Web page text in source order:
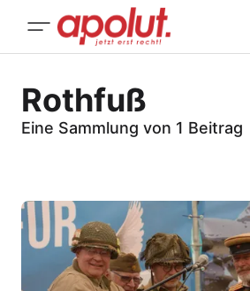
Rothfuß
Eine Sammlung von 1 Beitrag